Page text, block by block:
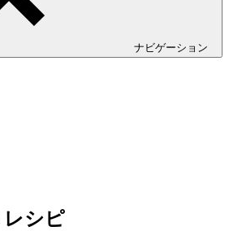
ナビゲーション
シピ